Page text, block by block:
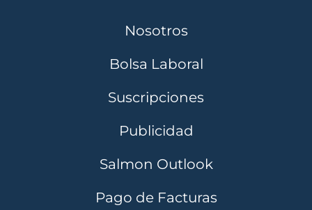
Nosotros
Bolsa Laboral
Suscripciones
Publicidad
Salmon Outlook
Pago de Facturas